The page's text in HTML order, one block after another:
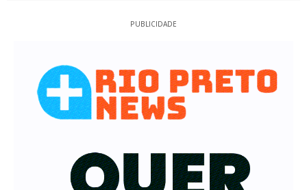
PUBLICIDADE